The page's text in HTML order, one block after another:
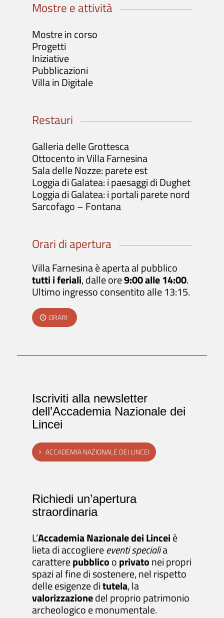
Mostre e attività
Mostre in corso
Progetti
Iniziative
Pubblicazioni
Villa in Digitale
Restauri
Galleria delle Grottesca
Ottocento in Villa Farnesina
Sala delle Nozze: parete est
Loggia di Galatea: i paesaggi di Dughet
Loggia di Galatea: i portali parete nord
Sarcofago – Fontana
Orari di apertura
Villa Farnesina è aperta al pubblico
tutti i feriali, dalle ore9:00 alle 14:00.
Ultimo ingresso consentito alle 13:15.
ORARI
Iscriviti alla newsletter
dell’Accademia Nazionale dei
Lincei
ACCADEMIA NAZIONALE DEI LINCEI
Richiedi un’apertura
straordinaria
L’Accademia Nazionale dei Linceiè
lieta di accogliereeventi specialia
caratterepubblicooprivatonei propri
spazi al fine di sostenere, nel rispetto
delle esigenze ditutela, la
valorizzazionedel proprio patrimonio
archeologico e monumentale.